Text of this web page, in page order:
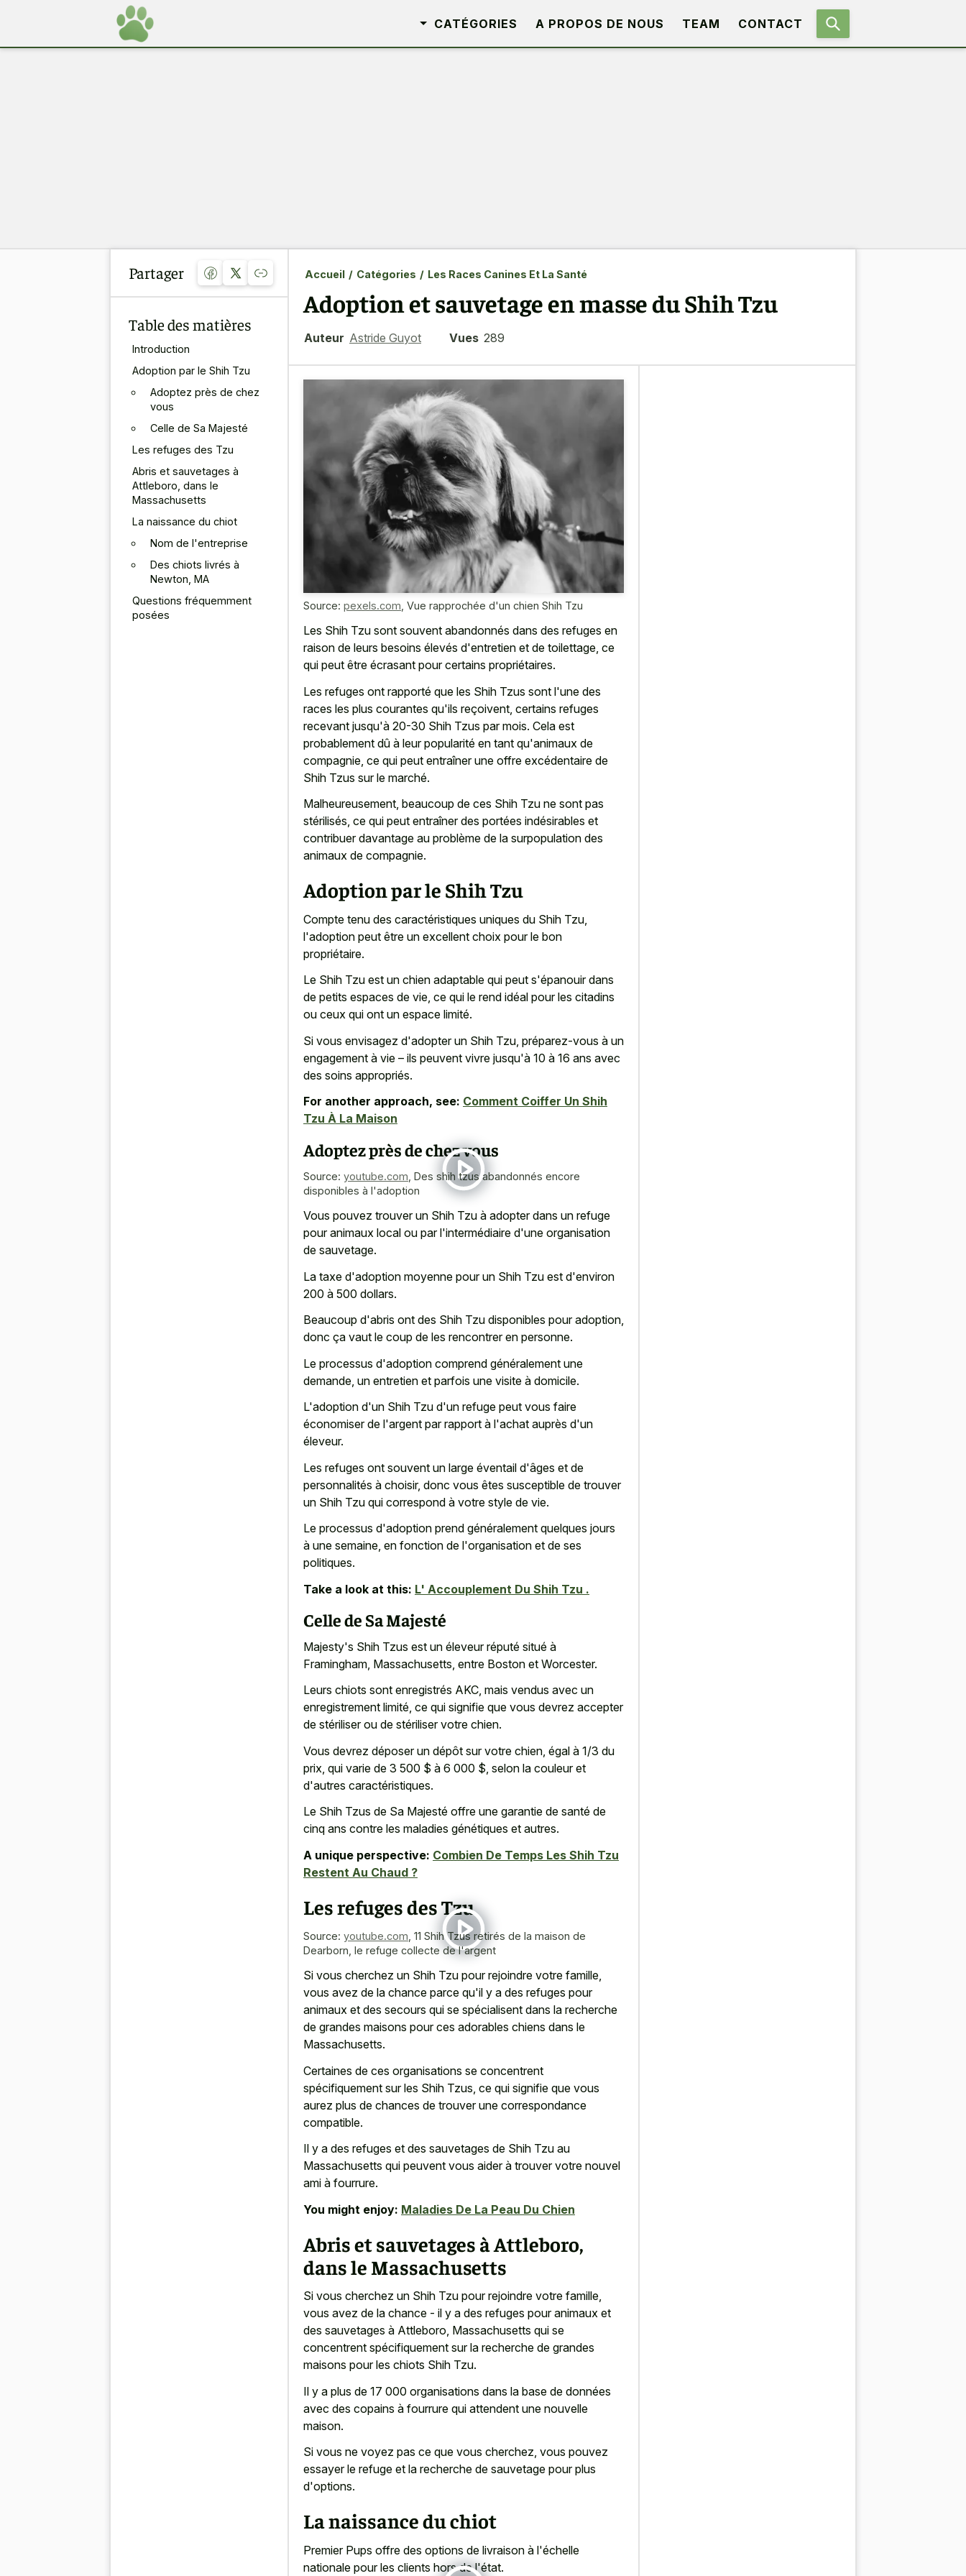
CATÉGORIES A PROPOS DE NOUS TEAM CONTACT
Partager
Table des matières
Introduction
Adoption par le Shih Tzu
Adoptez près de chez
vous
Celle de Sa Majesté
Les refuges des Tzu
Abris et sauvetages à
Attleboro, dans le
Massachusetts
La naissance du chiot
Nom de l'entreprise
Des chiots livrés à
Newton, MA
Questions fréquemment
posées
Accueil / Catégories / Les Races Canines Et La Santé
Adoption et sauvetage en masse du Shih Tzu
Auteur Astride Guyot Vues 289
Source: pexels.com Vue rapprochée d'un chien Shih Tzu
Les Shih Tzu sont souvent abandonnés dans des refuges en
raison de leurs besoins élevés d'entretien et de toilettage, ce
qui peut être écrasant pour certains propriétaires.
Les refuges ont rapporté que les Shih Tzus sont l'une des
races les plus courantes qu'ils reçoivent, certains refuges
recevant jusqu'à 20-30 Shih Tzus par mois. Cela est
probablement dû à leur popularité en tant qu'animaux de
compagnie, ce qui peut entraîner une offre excédentaire de
Shih Tzus sur le marché.
Malheureusement, beaucoup de ces Shih Tzu ne sont pas
stérilisés, ce qui peut entraîner des portées indésirables et
contribuer davantage au problème de la surpopulation des
animaux de compagnie.
Adoption par le Shih Tzu
Compte tenu des caractéristiques uniques du Shih Tzu,
l'adoption peut être un excellent choix pour le bon
propriétaire.
Le Shih Tzu est un chien adaptable qui peut s'épanouir dans
de petits espaces de vie, ce qui le rend idéal pour les citadins
ou ceux qui ont un espace limité.
Si vous envisagez d'adopter un Shih Tzu, préparez-vous à un
engagement à vie – ils peuvent vivre jusqu'à 10 à 16 ans avec
des soins appropriés.
For another approach, see: Comment Coiffer Un Shih
Tzu À La Maison
Adoptez près de chez vous
Source: youtube.com Des shih tzus abandonnés encore
disponibles à l'adoption
Vous pouvez trouver un Shih Tzu à adopter dans un refuge
pour animaux local ou par l'intermédiaire d'une organisation
de sauvetage.
La taxe d'adoption moyenne pour un Shih Tzu est d'environ
200 à 500 dollars.
Beaucoup d'abris ont des Shih Tzu disponibles pour adoption,
donc ça vaut le coup de les rencontrer en personne.
Le processus d'adoption comprend généralement une
demande, un entretien et parfois une visite à domicile.
L'adoption d'un Shih Tzu d'un refuge peut vous faire
économiser de l'argent par rapport à l'achat auprès d'un
éleveur.
Les refuges ont souvent un large éventail d'âges et de
personnalités à choisir, donc vous êtes susceptible de trouver
un Shih Tzu qui correspond à votre style de vie.
Le processus d'adoption prend généralement quelques jours
à une semaine, en fonction de l'organisation et de ses
politiques.
Take a look at this: L' Accouplement Du Shih Tzu .
Celle de Sa Majesté
Majesty's Shih Tzus est un éleveur réputé situé à
Framingham, Massachusetts, entre Boston et Worcester.
Leurs chiots sont enregistrés AKC, mais vendus avec un
enregistrement limité, ce qui signifie que vous devrez accepter
de stériliser ou de stériliser votre chien.
Vous devrez déposer un dépôt sur votre chien, égal à 1/3 du
prix, qui varie de 3 500 $ à 6 000 $, selon la couleur et
d'autres caractéristiques.
Le Shih Tzus de Sa Majesté offre une garantie de santé de
cinq ans contre les maladies génétiques et autres.
A unique perspective: Combien De Temps Les Shih Tzu
Restent Au Chaud ?
Les refuges des Tzu
Source: youtube.com 11 Shih Tzus retirés de la maison de
Dearborn, le refuge collecte de l'argent
Si vous cherchez un Shih Tzu pour rejoindre votre famille,
vous avez de la chance parce qu'il y a des refuges pour
animaux et des secours qui se spécialisent dans la recherche
de grandes maisons pour ces adorables chiens dans le
Massachusetts.
Certaines de ces organisations se concentrent
spécifiquement sur les Shih Tzus, ce qui signifie que vous
aurez plus de chances de trouver une correspondance
compatible.
Il y a des refuges et des sauvetages de Shih Tzu au
Massachusetts qui peuvent vous aider à trouver votre nouvel
ami à fourrure.
You might enjoy: Maladies De La Peau Du Chien
Abris et sauvetages à Attleboro,
dans le Massachusetts
Si vous cherchez un Shih Tzu pour rejoindre votre famille,
vous avez de la chance - il y a des refuges pour animaux et
des sauvetages à Attleboro, Massachusetts qui se
concentrent spécifiquement sur la recherche de grandes
maisons pour les chiots Shih Tzu.
Il y a plus de 17 000 organisations dans la base de données
avec des copains à fourrure qui attendent une nouvelle
maison.
Si vous ne voyez pas ce que vous cherchez, vous pouvez
essayer le refuge et la recherche de sauvetage pour plus
d'options.
La naissance du chiot
Premier Pups offre des options de livraison à l'échelle
nationale pour les clients hors de l'état.